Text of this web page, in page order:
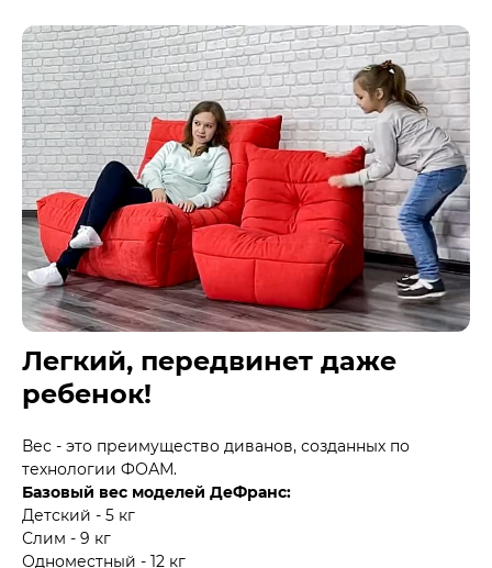
Легкий, передвинет даже
ребенок!
Вес - это преимущество диванов, созданных по
технологии ФОАМ.
Базовый вес моделей ДеФранс:
Детский - 5 кг
Слим - 9 кг
Одноместный - 12 кг